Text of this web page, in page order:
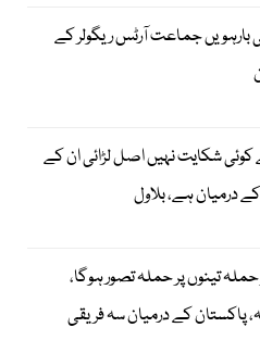
بارہویں جماعت آرٹس ریگولر کے
کوئی شکایت نہیں اصل لڑائی ان کے
درمیان ہے، بلاول
تینوں پر حملہ تصور ہوگا،
پاکستان کے درمیان سہ فریقی